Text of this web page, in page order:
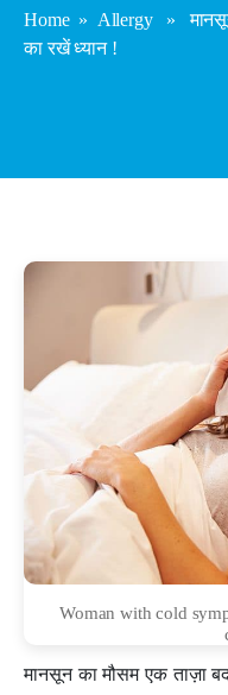
Home» Allergy» मानसून
का रखें ध्यान !
Woman with cold
मानसून का मौसम एक ताज़ा